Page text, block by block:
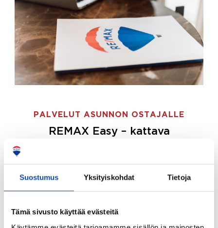
Suostumus Yksityiskohdat Tietoja
Tämä sivusto käyttää evästeitä
PALVELUT ASUNNON OSTAJALLE
REMAX Easy – kattava
ostajille.
Tee ostotoimeksianto ja etsimme juuri